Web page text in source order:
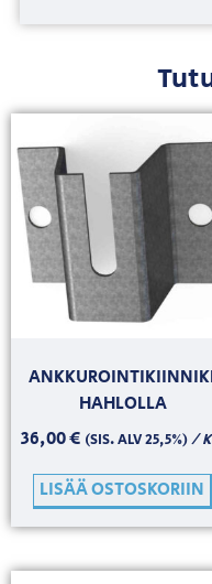
HAHLOLLA
36,00€ (SIS. ALV 25,5%)/
LISÄÄ OSTOSKORIIN